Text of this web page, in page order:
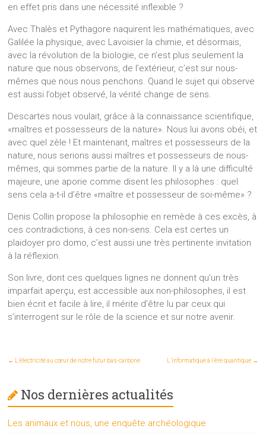
en effet pris dans une nécessité inflexible ?
Avec Thalès et Pythagore naquirent les mathématiques, avec
Galilée la physique, avec Lavoisier la chimie, et désormais,
avec la révolution de la biologie, ce n’est plus seulement la
nature que nous observons, de l’extérieur, c’est sur nous-
mêmes que nous nous penchons. Quand le sujet qui observe
est aussi l’objet observé, la vérité change de sens.
Descartes nous voulait, grâce à la connaissance scientifique,
«maîtres et possesseurs de la nature». Nous lui avons obéi, et
avec quel zèle ! Et maintenant, maîtres et possesseurs de la
nature, nous serions aussi maîtres et possesseurs de nous-
mêmes, qui sommes partie de la nature. Il y a là une difficulté
majeure, une aporie comme disent les philosophes : quel
sens cela a-t-il d’être «maître et possesseur de soi-même» ?
Denis Collin propose la philosophie en remède à ces excès, à
ces contradictions, à ces non-sens. Cela est certes un
plaidoyer pro domo, c’est aussi une très pertinente invitation
à la réflexion.
Son livre, dont ces quelques lignes ne donnent qu’un très
imparfait aperçu, est accessible aux non-philosophes, il est
bien écrit et facile à lire, il mérite d’être lu par ceux qui
s’interrogent sur le rôle de la science et sur notre avenir.
← L’électricité au cœur de notre futur bas-carbone L’informatique à l’ère quantique →
Nos dernières actualités
Les animaux et nous, une enquête archéologique